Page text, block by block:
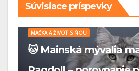
Súvisiace príspevky
MAČKA A ŽIVOT S ŇOU
🐱 Kompletný